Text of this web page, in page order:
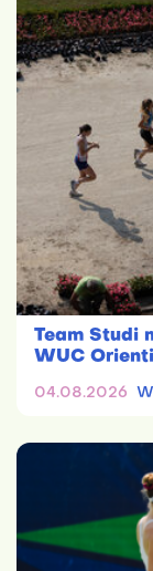
Team Studi
WUC
04.08.2026